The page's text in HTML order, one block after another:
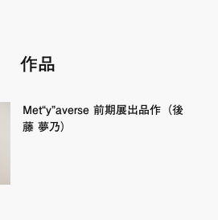
作品
Met“y”averse 前期展出品作（後
藤 夢乃）